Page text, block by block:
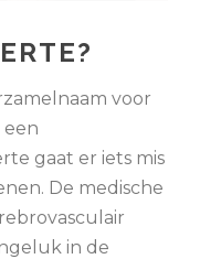
voor
een
gaat er iets mis
De medische
in de